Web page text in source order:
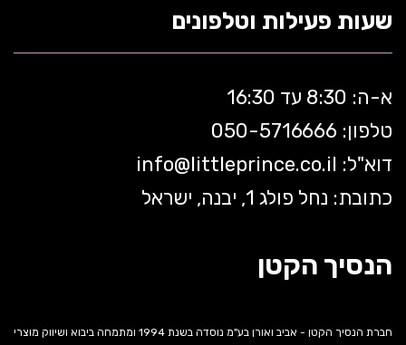
שעות פעילות וטלפונים
א-ה: 8:30 עד 16:30
טלפון: 050-5 716666
דוא"ל:
info@littleprince.co.il
כתובת: נחל פולג 1, יבנה, ישראל
הנסיך הקטן
חברת הנסיך הקטן - אביב ואורן בע"מ נוסדה בשנת 1994 ומתמחה ביבוא ושיווק מוצרי